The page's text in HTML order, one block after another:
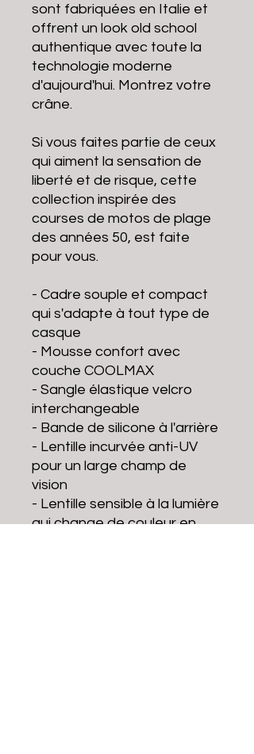
sont fabriquées en Italie et
offrent un look old school
authentique avec toute la
technologie moderne
d'aujourd'hui. Montrez votre
crâne.
Si vous faites partie de ceux
qui aiment la sensation de
liberté et de risque, cette
collection inspirée des
courses de motos de plage
des années 50, est faite
pour vous.
- Cadre souple et compact
qui s'adapte à tout type de
casque
- Mousse confort avec
couche COOLMAX
- Sangle élastique velcro
interchangeable
- Bande de silicone à l'arrière
- Lentille incurvée anti-UV
pour un large champ de
vision
- Lentille sensible à la lumière
qui change de couleur en